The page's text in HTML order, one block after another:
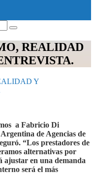
REALIDAD
Y
a Fabricio Di
de Agencias de
“Los prestadores de
alternativas por
ajustar en una demanda
será el más